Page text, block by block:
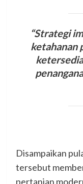
“Strategi
ketahanan
Disampaikan
tersebut
pertanian